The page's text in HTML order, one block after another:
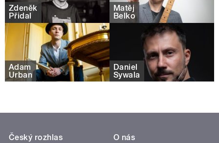
Zdeněk
Přidal
Matěj
Belko
Adam
Urban
Daniel
Sywala
Český rozhlas
O nás